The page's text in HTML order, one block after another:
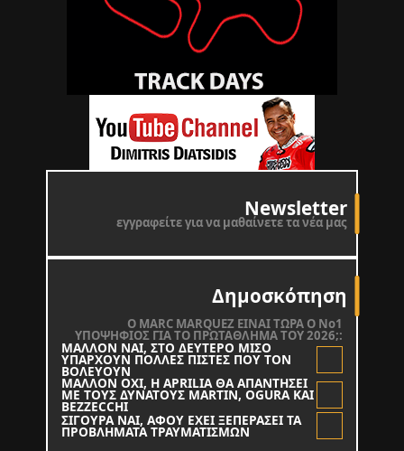
Newsletter
εγγραφείτε για να μαθαίνετε τα νέα μας
Δημοσκόπηση
O MARC MARQUEZ ΕΙΝΑΙ ΤΩΡΑ Ο Νο1
ΥΠΟΨΗΦΙΟΣ ΓΙΑ ΤΟ ΠΡΩΤΑΘΛΗΜΑ ΤΟΥ 2026;:
ΜΑΛΛΟΝ ΝΑΙ, ΣΤΟ ΔΕΥΤΕΡΟ ΜΙΣΟ
ΥΠΑΡΧΟΥΝ ΠΟΛΛΕΣ ΠΙΣΤΕΣ ΠΟΥ ΤΟΝ
ΒΟΛΕΥΟΥΝ
ΜΑΛΛΟΝ ΟΧΙ, Η APRILIA ΘΑ ΑΠΑΝΤΗΣΕΙ
ΜΕ ΤΟΥΣ ΔΥΝΑΤΟΥΣ MARTIN, OGURA KAI
BEZZECCHI
ΣΙΓΟΥΡΑ ΝΑΙ, ΑΦΟΥ ΕΧΕΙ ΞΕΠΕΡΑΣΕΙ ΤΑ
ΠΡΟΒΛΗΜΑΤΑ ΤΡΑΥΜΑΤΙΣΜΩΝ